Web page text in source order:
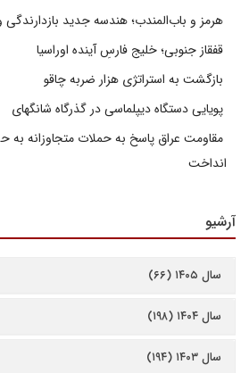
هرمز و باب‌المندب؛ هندسه جدید بازدارندگی
قفقاز جنوبی؛ خلیج فارسِ آینده اوراسیا
بازگشت به استراتژی هزار ضربه چاقو
پویایی دستگاه دیپلماسی در گذرگاه شانگهای
مقاومت عراق پاسخ به حملات متجاوزانه به
انداخت
آرشیو
سال ۱۴۰۵ (۶۶)
سال ۱۴۰۴ (۱۹۸)
سال ۱۴۰۳ (۱۹۴)